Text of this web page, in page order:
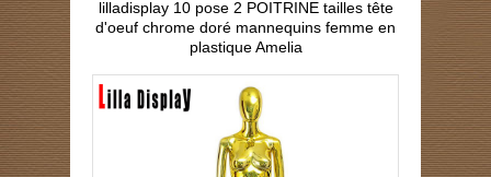
lilladisplay 10 pose 2 POITRINE tailles tête
d'oeuf chrome doré mannequins femme en
plastique Amelia